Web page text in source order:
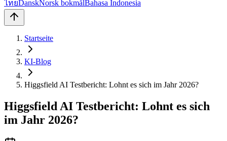
ไทยDanskNorsk bokmålBahasa Indonesia
Startseite
KI-Blog
Higgsfield AI Testbericht: Lohnt es sich im Jahr 2026?
Higgsfield AI Testbericht: Lohnt es sich
im Jahr 2026?